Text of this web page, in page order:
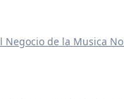
Negocio de la Musica